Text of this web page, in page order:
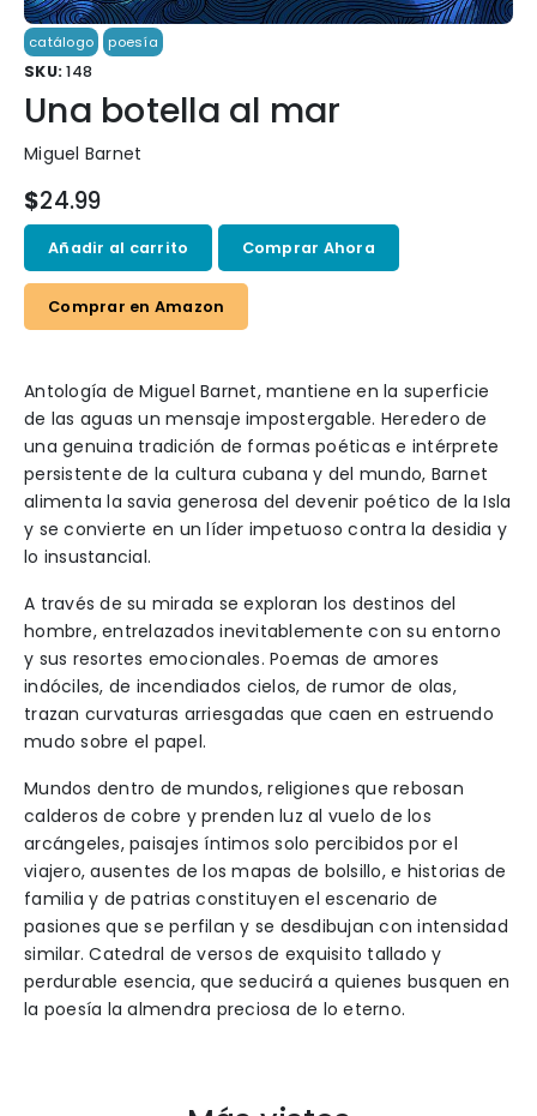
catálogo poesía
SKU:148
Una botella al mar
Miguel Barnet
$24.99
Añadir al carrito Comprar Ahora
Comprar en Amazon
Antología de Miguel Barnet, mantiene en la superficie
de las aguas un mensaje impostergable. Heredero de
una genuina tradición de formas poéticas e intérprete
persistente de la cultura cubana y del mundo, Barnet
alimenta la savia generosa del devenir poético de la Isla
y se convierte en un líder impetuoso contra la desidia y
lo insustancial.
A través de su mirada se exploran los destinos del
hombre, entrelazados inevitablemente con su entorno
y sus resortes emocionales. Poemas de amores
indóciles, de incendiados cielos, de rumor de olas,
trazan curvaturas arriesgadas que caen en estruendo
mudo sobre el papel.
Mundos dentro de mundos, religiones que rebosan
calderos de cobre y prenden luz al vuelo de los
arcángeles, paisajes íntimos solo percibidos por el
viajero, ausentes de los mapas de bolsillo, e historias de
familia y de patrias constituyen el escenario de
pasiones que se perfilan y se desdibujan con intensidad
similar. Catedral de versos de exquisito tallado y
perdurable esencia, que seducirá a quienes busquen en
la poesía la almendra preciosa de lo eterno.